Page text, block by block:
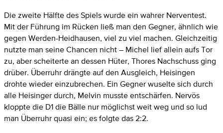
Die zweite Hälfte des Spiels wurde ein wahrer Nerventest.
Mit der Führung im Rücken ließ man den Gegner, ähnlich wie
gegen Werden-Heidhausen, viel zu viel machen. Gleichzeitig
nutzte man seine Chancen nicht – Michel lief allein aufs Tor
zu, aber scheiterte an dessen Hüter, Thores Nachschuss ging
drüber. Überruhr drängte auf den Ausgleich, Heisingen
drohte wieder einzubrechen. Ein Gegner wuselte sich durch
alle Heisinger durch, Melvin musste entschärfen. Nervös
kloppte die D1 die Bälle nur möglichst weit weg und so lud
man Überruhr quasi ein; es folgte das 2:2.